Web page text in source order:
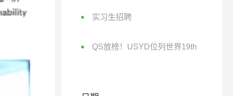
实习生招聘
QS放榜！USYD位列世界19th